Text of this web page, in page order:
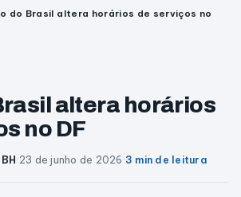
do Brasil altera horários de serviços no
altera horários
no DF
·23 de junho de 2026·3 min de leitura